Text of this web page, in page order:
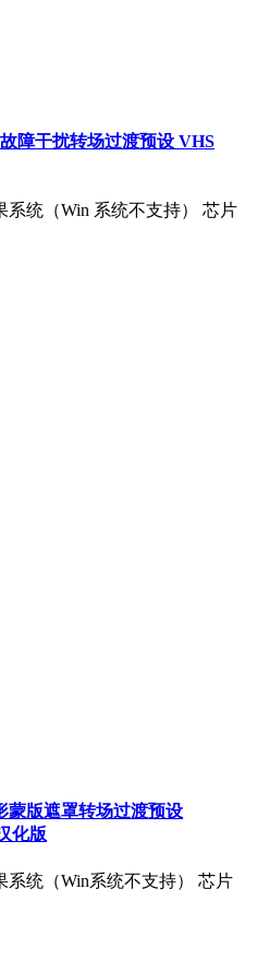
障干扰转场过渡预设 VHS
系统（Win 系统不支持） 芯片
蒙版遮罩转场过渡预设
化版
系统（Win系统不支持） 芯片